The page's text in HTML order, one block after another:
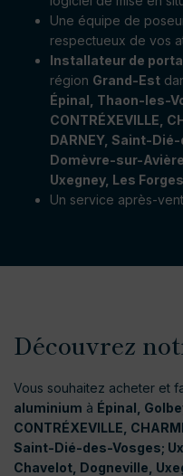
Une équipe de
respectueux de vos
Installateur de
région Grand-Est
Épinal, Thaon-les-
CONTRÉXEVILLE,
DARNEY, Saint-
Domèvre-sur-
Uxegney, Les
Un service après-
Découvrez
Vous souhaitez acheter et
aluminium à Épinal,
CONTRÉXEVILLE,
Saint-Dié-des-Vosges;
Chavelot, Dogneville,